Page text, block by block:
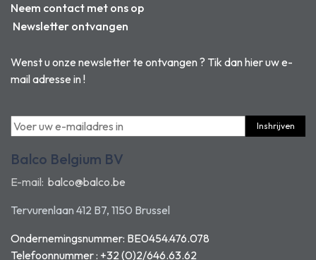
Wenst u onze newsletter te ontvangen ? Tik dan hier uw e-
mail adresse in !
Inshrijven
Balco Belgium BV
E-mail: balco@balco.be
Tervurenlaan 412 B7, 1150 Brussel
Ondernemingsnummer: BE0454.476.078
Telefoonnummer : +32 (0)2/646.63.62
Neem contact met ons op
Newsletter ontvangen